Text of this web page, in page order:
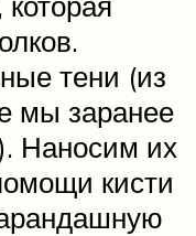
тени (из
мы заранее
Наносим их
кисти